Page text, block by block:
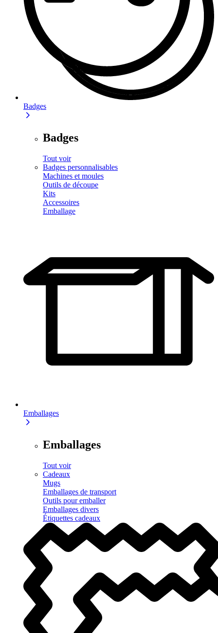
Badges
Badges
Tout voir
Badges personnalisables
Machines et moules
Outils de découpe
Kits
Accessoires
Emballage
Emballages
Emballages
Tout voir
Cadeaux
Mugs
Emballages de transport
Outils pour emballer
Emballages divers
Étiquettes cadeaux